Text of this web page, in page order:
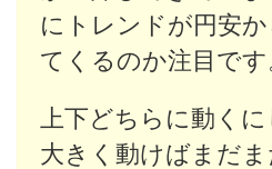
にトレンドが円安
てくるのか注目です
上下どちらに動く
大きく動けばまだ